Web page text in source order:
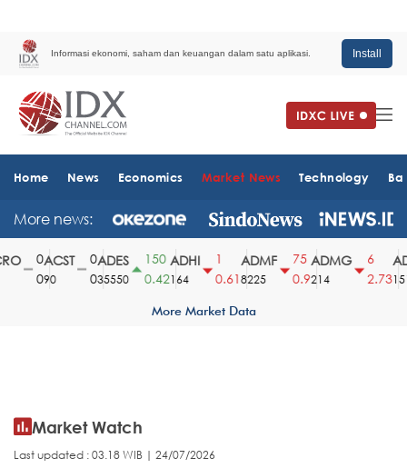
Informasi ekonomi, saham dan keuangan dalam satu aplikasi. Install
Home News Economics Market News Technology
More news:
ACST
90
ADES
35550
150
0.42
ADHI
164
0.61
ADMF
8225
75
0.9
ADMG
214
2.731510
More Market Data
Market Watch
Last updated : 03.18 WIB | 24/07/2026